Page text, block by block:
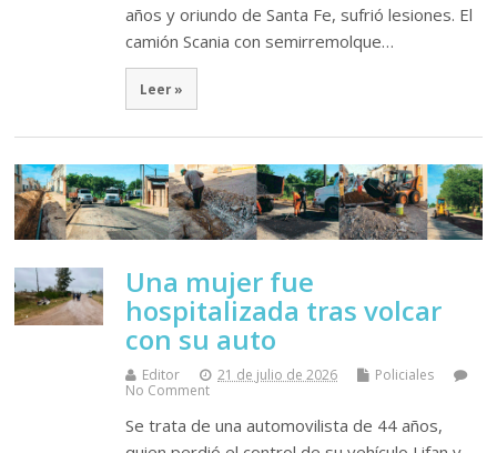
años y oriundo de Santa Fe, sufrió lesiones. El
camión Scania con semirremolque…
Leer »
Una mujer fue
hospitalizada tras volcar
con su auto
Editor 21 de julio de 2026
Policiales
No Comment
Se trata de una automovilista de 44 años,